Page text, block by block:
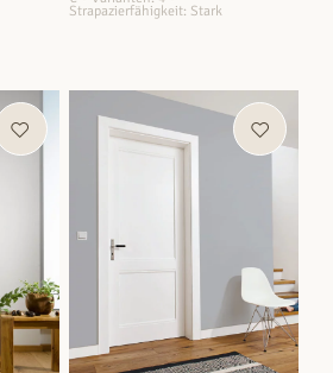
Strapazierfähigkeit: Stark